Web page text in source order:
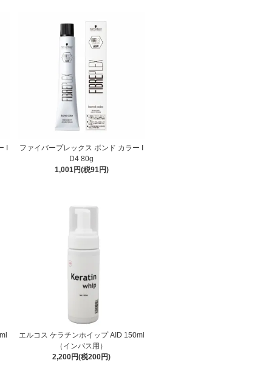
I
ファイバープレックス ボンド カラー I
D4 80g
1,001円(税91円)
エルコス ケラチンホイップ AID 150ml
（インバス用）
2,200円(税200円)